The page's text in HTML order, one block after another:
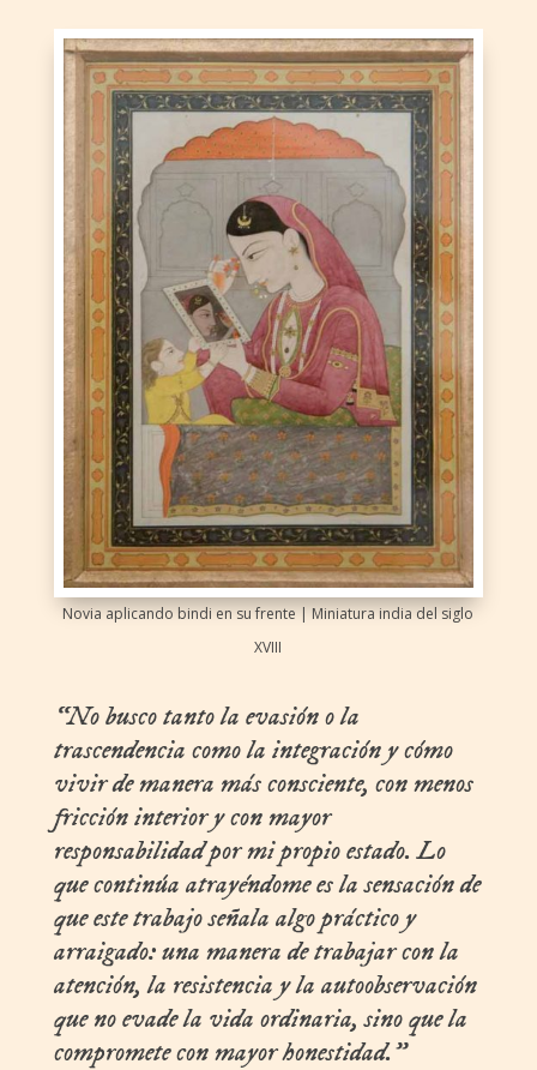
Novia aplicando bindi en su frente | Miniatura india del siglo
XVIII
“No busco tanto la evasión o la
trascendencia como la integración y cómo
vivir de manera más consciente, con menos
fricción interior y con mayor
responsabilidad por mi propio estado. Lo
que continúa atrayéndome es la sensación de
que este trabajo señala algo práctico y
arraigado: una manera de trabajar con la
atención, la resistencia y la autoobservación
que no evade la vida ordinaria, sino que la
compromete con mayor honestidad.”